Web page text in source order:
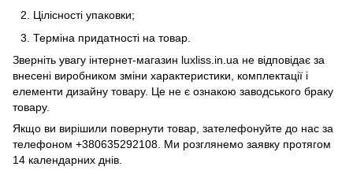
Цiлiсностi упаковки;
Термiна придатності на товар.
Зверніть увагу інтернет-магазин luxliss.in.ua не відповідає за
внесені виробником зміни характеристики, комплектації і
елементи дизайну товару. Це не є ознакою заводського браку
товару.
Якщо ви вирішили повернути товар, зателефонуйте до нас за
телефоном +380635292108. Ми розглянемо заявку протягом
14 календарних днів.